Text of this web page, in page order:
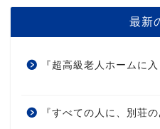
最新
『超高級老人ホームに入
『すべての人に、別荘